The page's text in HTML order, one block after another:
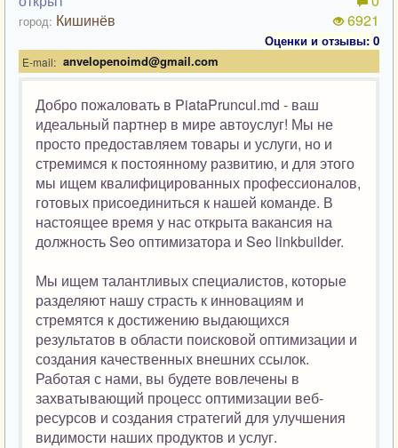
город: Кишинёв
6921
Оценки и отзывы: 0
E-mail: anvelopenoimd@gmail.com
Добро пожаловать в PiataPruncul.md - ваш
идеальный партнер в мире автоуслуг! Мы не
просто предоставляем товары и услуги, но и
стремимся к постоянному развитию, и для этого
мы ищем квалифицированных профессионалов,
готовых присоединиться к нашей команде. В
настоящее время у нас открыта вакансия на
должность Seo оптимизатора и Seo linkbuilder.
Мы ищем талантливых специалистов, которые
разделяют нашу страсть к инновациям и
стремятся к достижению выдающихся
результатов в области поисковой оптимизации и
создания качественных внешних ссылок.
Работая с нами, вы будете вовлечены в
захватывающий процесс оптимизации веб-
ресурсов и создания стратегий для улучшения
видимости наших продуктов и услуг.